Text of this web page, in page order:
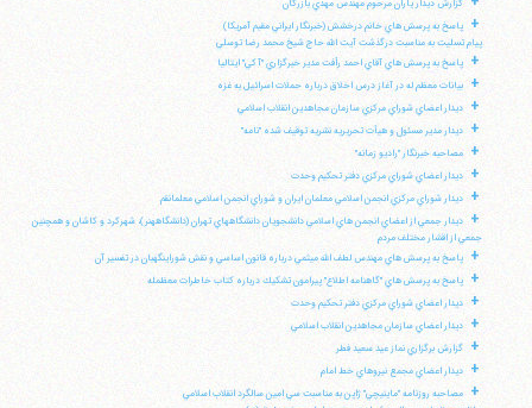
گزارش ديدار ياران مرحوم مهندس مهدي بازرگان
+
پاسخ به پرسش هاي خانم درخشش (خبرنگار ايراني مقيم آمريكا)
پيام تسليت به مناسبت درگذشت آيت الله حاج شيخ محمد رضا توسلي
+ پاسخ به پرسش هاي آقاي احمد رأفت مدير خبرگزاري "آكي" ايتاليا
+ بيانات معظم له در آغاز درس اخلاق درباره حملات اسرائيل به غزه
+ ديدار اعضاي شوراي مركزي سازمان مجاهدين انقلاب اسلامي
+ ديدار مدير مسئول و هيأت تحريريه نشريه توقيف شده "نامه"
+ مصاحبه خبرنگار "راديو زمانه"
+ ديدار اعضاي شوراي مركزي دفتر تحكيم وحدت
+ ديدار شوراي مركزي انجمن اسلامي معلمان ايران و شوراي انجمن اسلامي معلمانقم
+
ديدار جمعي از اعضاي انجمن هاي اسلامي دانشجويان دانشگاههاي تهران (دانشگاههنر)، شهركرد و كاشان و همچنين
جمعي از اقشار مختلف مردم
+ پاسخ به پرسش هاي مهندس لطف الله ميثمي درباره قانون اساسي و نقش شوراينگهبان در تفسير آن
+ پاسخ به پرسش هاي "گاهنامه اطلاع" پيرامون تشكيك درباره كتاب خاطرات معظمله
+ ديدار اعضاي شوراي مركزي دفتر تحكيم وحدت
+ ديدار اعضاي سازمان مجاهدين انقلاب اسلامي
+ گزارش برگزاري نماز عيد سعيد فطر
+ ديدار اعضاي مجمع نيروهاي خط امام
+
مصاحبه روزنامه "ماينيچي" ژاپن به مناسبت سي امين سالگرد انقلاب اسلامي